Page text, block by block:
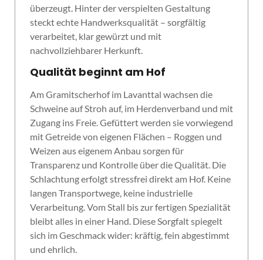
überzeugt. Hinter der verspielten Gestaltung
steckt echte Handwerksqualität – sorgfältig
verarbeitet, klar gewürzt und mit
nachvollziehbarer Herkunft.
Qualität beginnt am Hof
Am Gramitscherhof im Lavanttal wachsen die
Schweine auf Stroh auf, im Herdenverband und mit
Zugang ins Freie. Gefüttert werden sie vorwiegend
mit Getreide von eigenen Flächen – Roggen und
Weizen aus eigenem Anbau sorgen für
Transparenz und Kontrolle über die Qualität. Die
Schlachtung erfolgt stressfrei direkt am Hof. Keine
langen Transportwege, keine industrielle
Verarbeitung. Vom Stall bis zur fertigen Spezialität
bleibt alles in einer Hand. Diese Sorgfalt spiegelt
sich im Geschmack wider: kräftig, fein abgestimmt
und ehrlich.